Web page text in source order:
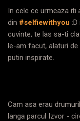
In cele ce urmeaza iti
din #selfiewithyou
cuvinte, te las sa-ti
le-am facut, alaturi
putin inspirate.
Cam asa erau
langa parcul Izvor -